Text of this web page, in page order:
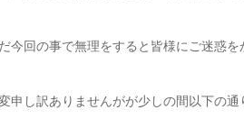
今回の事で無理をすると皆様にご迷惑を
申し訳ありませんがが少しの間以下の